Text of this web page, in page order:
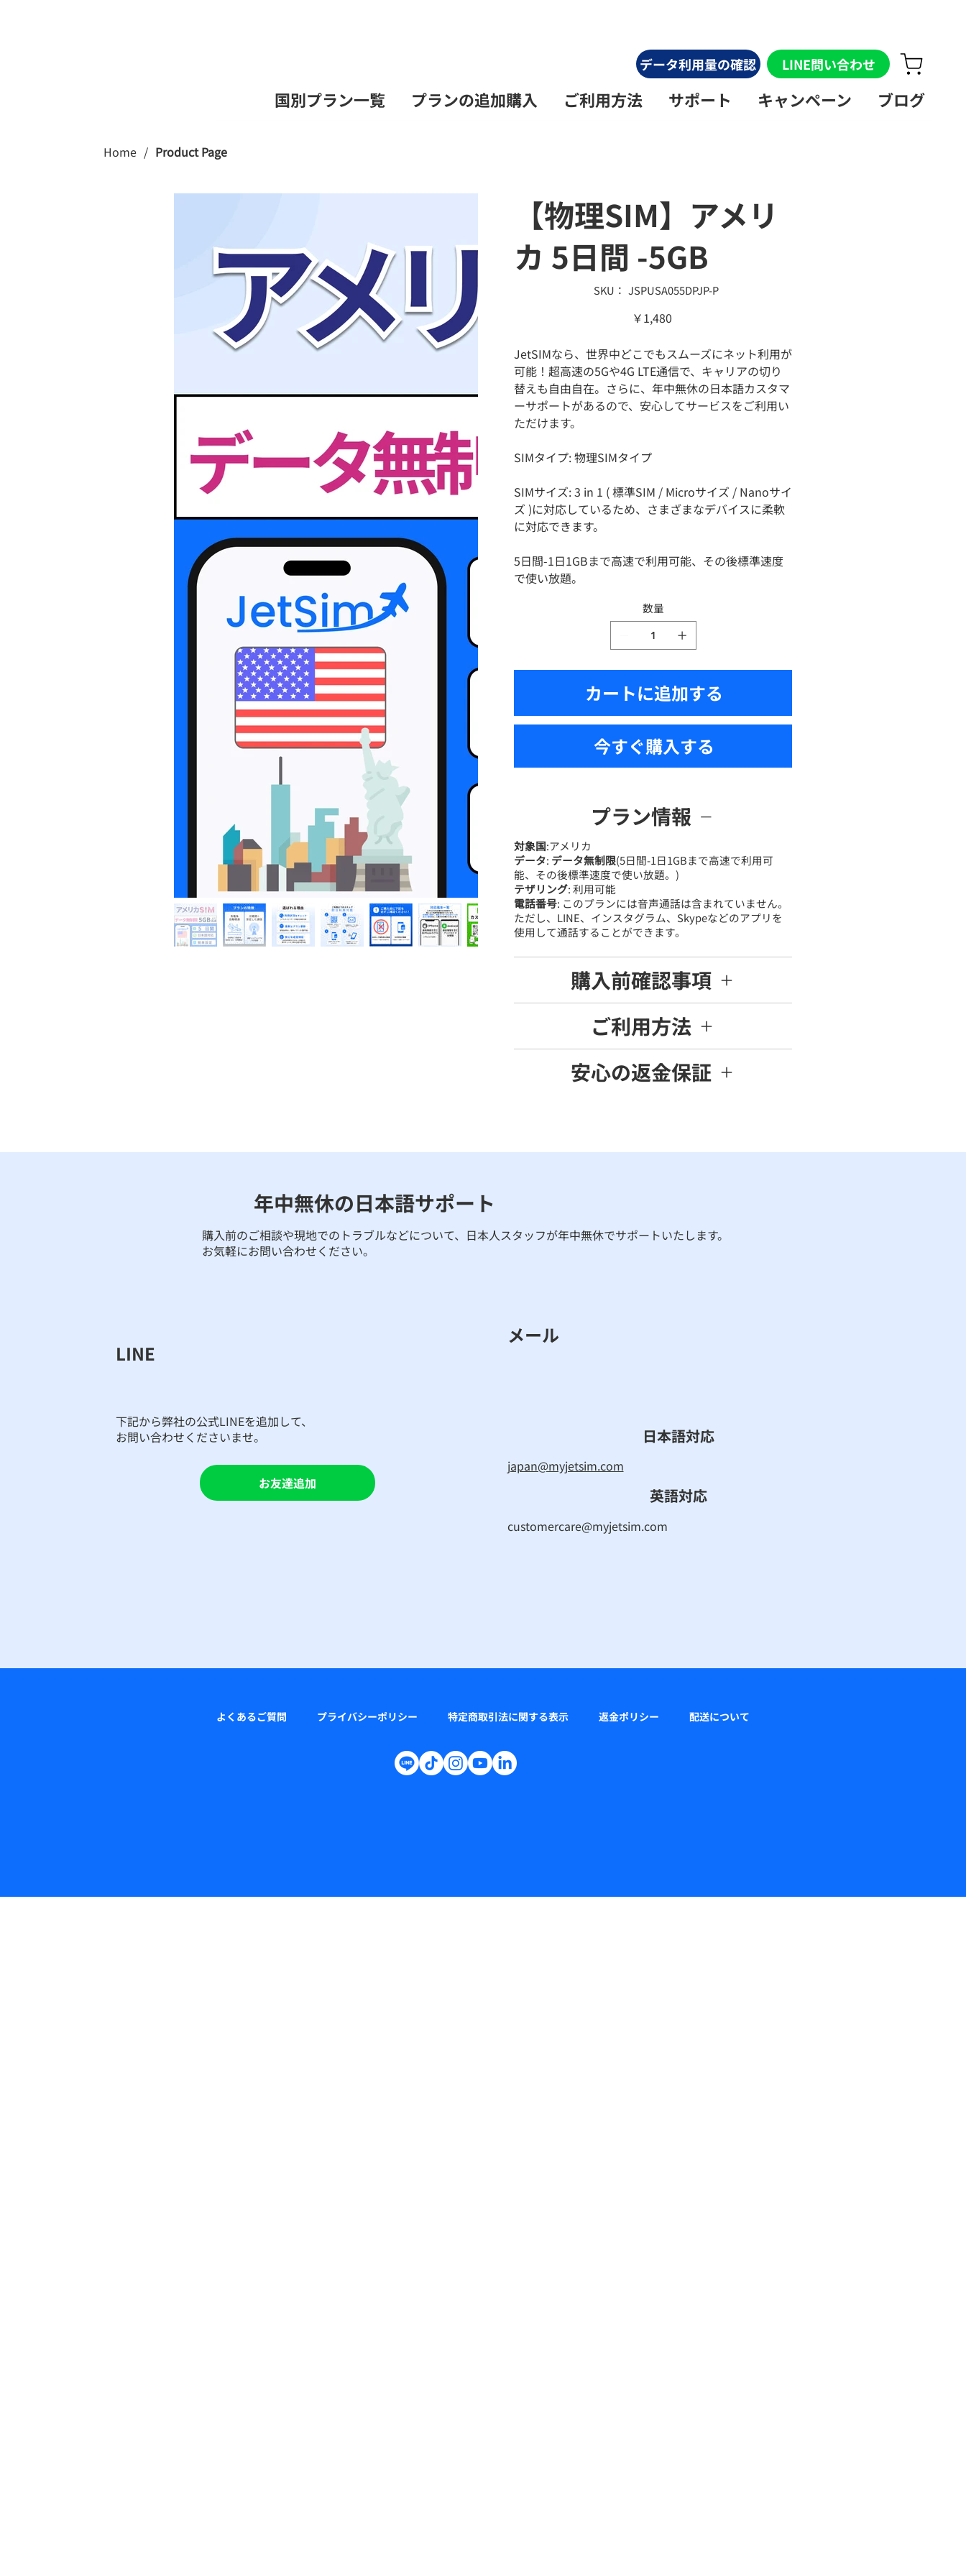
LINE問い合わせ
データ利用量の確認
国別プラン一覧 プランの追加購入 ご利用方法 サポート キャンペーン ブログ
Home / Product Page
【物理SIM】アメリ
カ 5日間 -5GB
SKU：
SKU：
JSPUSA055DPJP-
JSPUSA055DPJP-P
価
格
￥1,480
JetSIMなら、世界中どこでもスムーズにネット利用が
可能！超高速の5Gや4G LTE通信で、キャリアの切り
替えも自由自在。さらに、年中無休の日本語カスタマ
ーサポートがあるので、安心してサービスをご利用い
ただけます。
SIMタイプ: 物理SIMタイプ
SIMサイズ: 3 in 1 ( 標準SIM / Microサイズ / Nanoサイ
ズ )に対応しているため、さまざまなデバイスに柔軟
に対応できます。
5日間-1日1GBまで高速で利用可能、その後標準速度
で使い放題。
数量
カートに追加する
今すぐ購入する
プラン情報
対象国:アメリカ
データ: データ無制限(5日間-1日1GBまで高速で利用可
能、その後標準速度で使い放題。)
テザリング: 利用可能
電話番号: このプランには音声通話は含まれていません。
ただし、LINE、インスタグラム、Skypeなどのアプリを
使用して通話することができます。
購入前確認事項
ご利用方法
安心の返金保証
よくあるご質問 プライバシーポリシー 特定商取引法に関する表示 返金ポリシー 配送について
LINE
お友達追加
​下記から弊社の公式LINEを追加して、
お問い合わせくださいませ。
メール
​日本語対応
japan@myjetsim.com
英語対応
customercare@myjetsim.com
年中無休の日本語サポート
購入前のご相談や現地でのトラブルなどについて、日本人スタッフが年中無休でサポートいたします。
お気軽にお問い合わせください。